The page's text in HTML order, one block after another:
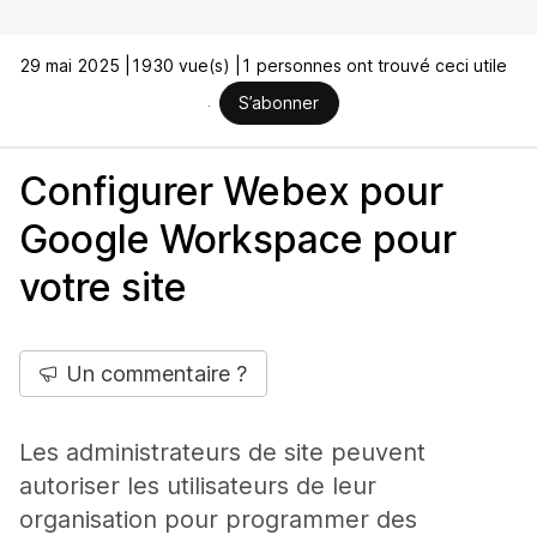
29 mai 2025 | 1930 vue(s) |
1 personnes ont trouvé ceci utile
S’abonner
Configurer Webex pour
Google Workspace pour
votre site
Un commentaire ?
Les administrateurs de site peuvent
autoriser les utilisateurs de leur
organisation pour programmer des